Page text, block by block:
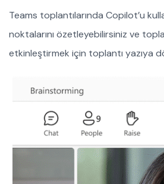
Teams toplantılarında Copilot’u
noktalarını özetleyebilirsiniz ve
etkinleştirmek için toplantı yazıya